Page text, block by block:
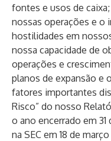
fontes e usos de
nossas operações e o
hostilidades em
nossa capacidade de
operações e
planos de expansão e
fatores importantes
Risco” do nosso
o ano encerrado em
na SEC em 18 de